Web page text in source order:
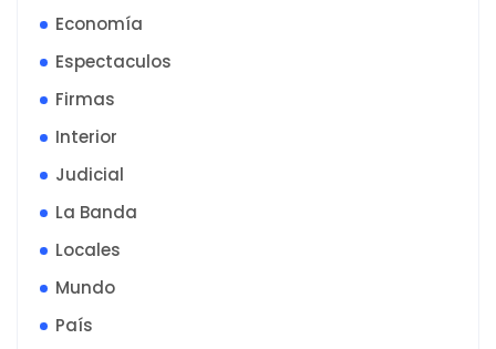
Economía
Espectaculos
Firmas
Interior
Judicial
La Banda
Locales
Mundo
País